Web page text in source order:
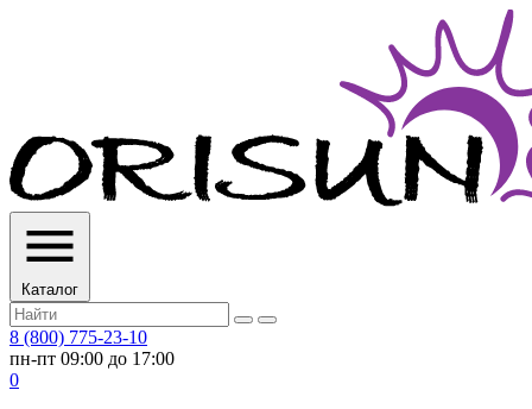
Каталог
8 (800) 775-23-10
пн-пт 09:00 до 17:00
0